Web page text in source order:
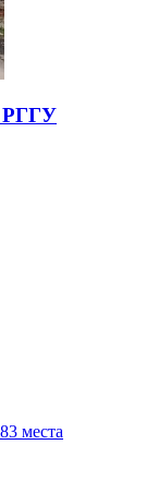
РГГУ
места